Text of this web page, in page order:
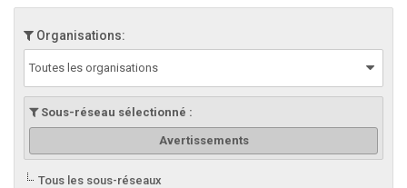
Organisations:
Toutes les organisations
Sous-réseau sélectionné :
Avertissements
Tous les sous-réseaux